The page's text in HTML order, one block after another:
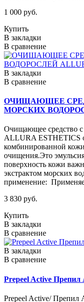
1 000 руб.
Купить
В закладки
В сравнение
В закладки
В сравнение
ОЧИЩАЮЩЕЕ
МОРСКИХ
Очищающее средство с
ALLURA ESTHETICS
комбинированной
очищения.Это
поверхность кожи
экстрактом морских
применение:
3 830 руб.
Купить
В закладки
В сравнение
В закладки
В сравнение
Prepeel Active
Prepeel Active/